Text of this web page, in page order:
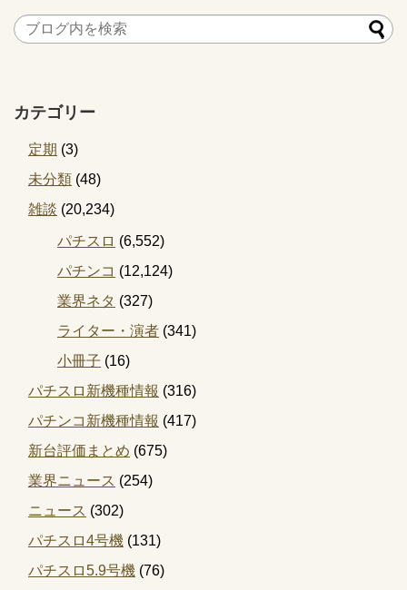
カテゴリー
定期 (3)
未分類 (48)
雑談 (20,234)
パチスロ (6,552)
パチンコ (12,124)
業界ネタ (327)
ライター・演者 (341)
小冊子 (16)
パチスロ新機種情報 (316)
パチンコ新機種情報 (417)
新台評価まとめ (675)
業界ニュース (254)
ニュース (302)
パチスロ4号機 (131)
パチスロ5.9号機 (76)